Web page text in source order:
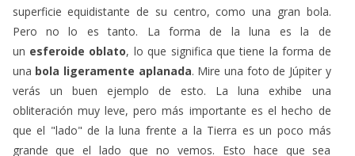
superficie equidistante de su centro, como una gran bola.
Pero no lo es tanto. La forma de la luna es la de
un esferoide oblato, lo que significa que tiene la forma de
una bola ligeramente aplanada. Mire una foto de Júpiter y
verás un buen ejemplo de esto. La luna exhibe una
obliteración muy leve, pero más importante es el hecho de
que el "lado" de la luna frente a la Tierra es un poco más
grande que el lado que no vemos. Esto hace que sea